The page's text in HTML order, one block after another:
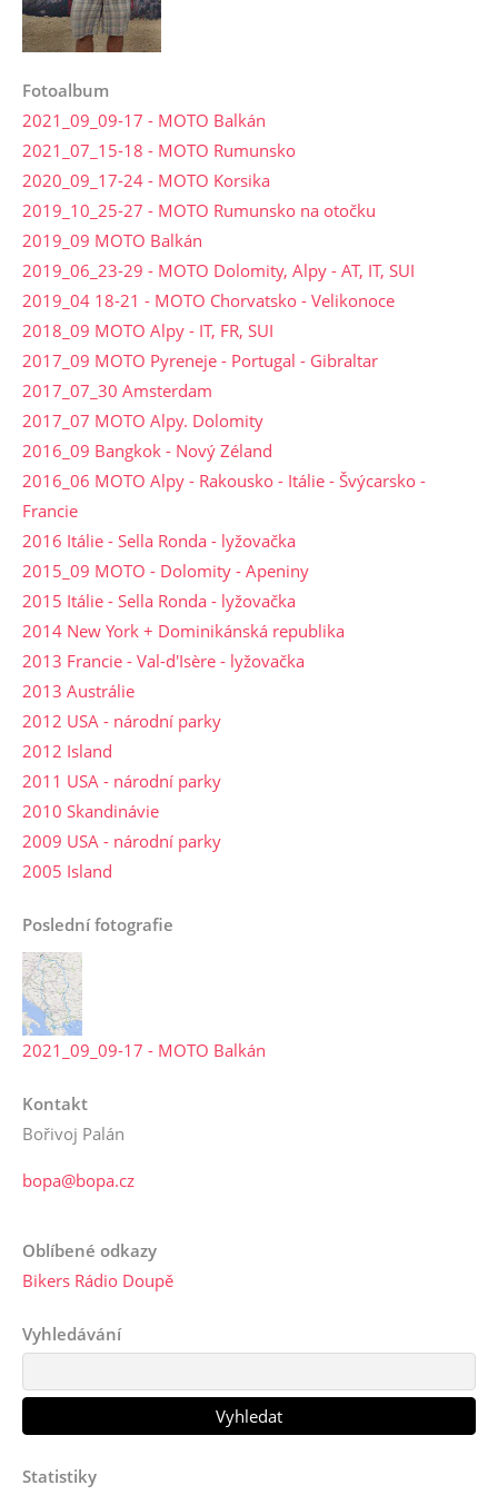
Fotoalbum
2021_09_09-17 - MOTO Balkán
2021_07_15-18 - MOTO Rumunsko
2020_09_17-24 - MOTO Korsika
2019_10_25-27 - MOTO Rumunsko na otočku
2019_09 MOTO Balkán
2019_06_23-29 - MOTO Dolomity, Alpy - AT, IT, SUI
2019_04 18-21 - MOTO Chorvatsko - Velikonoce
2018_09 MOTO Alpy - IT, FR, SUI
2017_09 MOTO Pyreneje - Portugal - Gibraltar
2017_07_30 Amsterdam
2017_07 MOTO Alpy. Dolomity
2016_09 Bangkok - Nový Zéland
2016_06 MOTO Alpy - Rakousko - Itálie - Švýcarsko -
Francie
2016 Itálie - Sella Ronda - lyžovačka
2015_09 MOTO - Dolomity - Apeniny
2015 Itálie - Sella Ronda - lyžovačka
2014 New York + Dominikánská republika
2013 Francie - Val-d'Isère - lyžovačka
2013 Austrálie
2012 USA - národní parky
2012 Island
2011 USA - národní parky
2010 Skandinávie
2009 USA - národní parky
2005 Island
Poslední fotografie
2021_09_09-17 - MOTO Balkán
Kontakt
Bořivoj Palán
bopa@bopa.cz
Oblíbené odkazy
Bikers Rádio Doupě
Vyhledávání
Statistiky